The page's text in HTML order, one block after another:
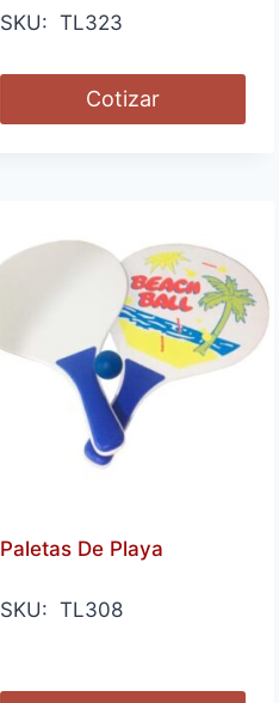
SKU: TL323
Cotizar
Paletas De Playa
SKU: TL308